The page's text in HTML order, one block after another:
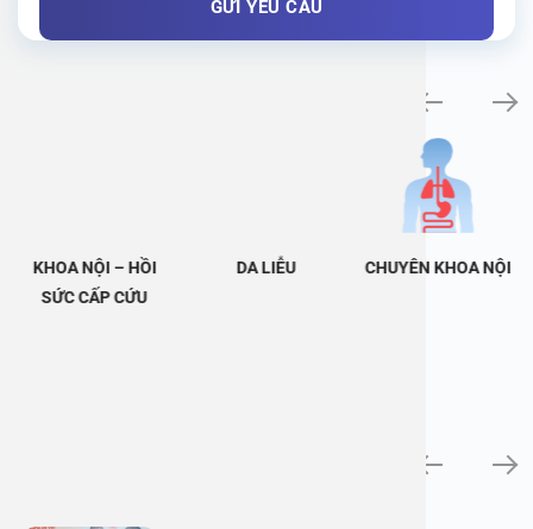
KHOA NỘI – HỒI
SỨC CẤP CỨU
DA LIỄU CHUYÊN KHOA NỘI